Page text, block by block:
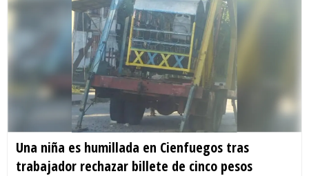
Una niña es humillada en Cienfuegos tras
trabajador rechazar billete de cinco pesos